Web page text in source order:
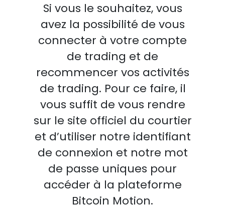
Si vous le souhaitez, vous
avez la possibilité de vous
connecter à votre compte
de trading et de
recommencer vos activités
de trading. Pour ce faire, il
vous suffit de vous rendre
sur le site officiel du courtier
et d’utiliser notre identifiant
de connexion et notre mot
de passe uniques pour
accéder à la plateforme
Bitcoin Motion.